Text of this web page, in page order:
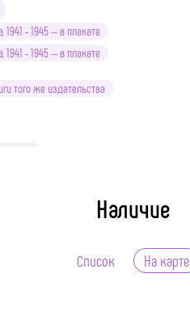
1941 - 1945 -- в плакате
1941 - 1945 -- в плакате
того же издательства
Наличие
Список На карте